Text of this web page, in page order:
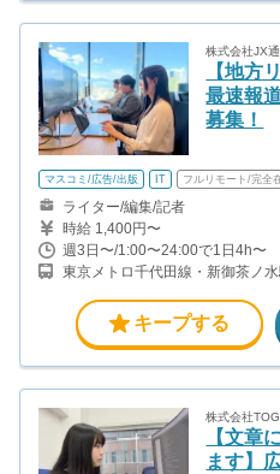
株式会社JX
【地方
最速報
募集！
マスコミ/広告/出版 IT フルリモート/完全
ライター/編集/記者
時給 1,400円〜
週3日〜/1:00〜24:00で1日4h〜
東京メトロ千代田線・新御茶ノ
田駅･御茶ノ水駅、東西線の竹橋
徒歩圏内
キープする
株式会社
【文章
ます】